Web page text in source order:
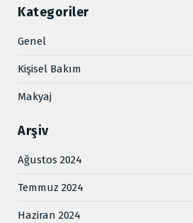
Kategoriler
Genel
Kişisel Bakım
Makyaj
Arşiv
Ağustos 2024
Temmuz 2024
Haziran 2024